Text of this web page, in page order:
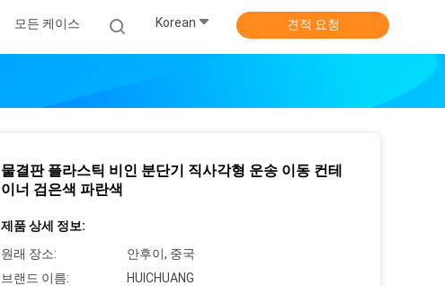
모든 케이스 Korean 견적 요청
물결판 플라스틱 비인 분단기 직사각형 운송 이동 컨테
이너 검은색 파란색
제품 상세 정보:
원래 장소:
안후이, 중국
브랜드 이름:
HUICHUANG